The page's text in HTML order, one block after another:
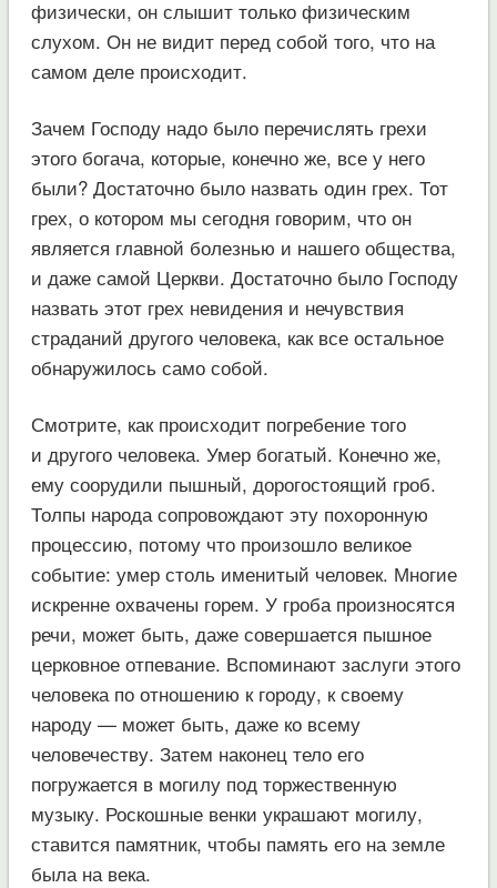
физически, он слышит только физическим
слухом. Он не видит перед собой того, что на
самом деле происходит.
Зачем Господу надо было перечислять грехи
этого богача, которые, конечно же, все у него
были? Достаточно было назвать один грех. Тот
грех, о котором мы сегодня говорим, что он
является главной болезнью и нашего общества,
и даже самой Церкви. Достаточно было Господу
назвать этот грех невидения и нечувствия
страданий другого человека, как все остальное
обнаружилось само собой.
Смотрите, как происходит погребение того
и другого человека. Умер богатый. Конечно же,
ему соорудили пышный, дорогостоящий гроб.
Толпы народа сопровождают эту похоронную
процессию, потому что произошло великое
событие: умер столь именитый человек. Многие
искренне охвачены горем. У гроба произносятся
речи, может быть, даже совершается пышное
церковное отпевание. Вспоминают заслуги этого
человека по отношению к городу, к своему
народу — может быть, даже ко всему
человечеству. Затем наконец тело его
погружается в могилу под торжественную
музыку. Роскошные венки украшают могилу,
ставится памятник, чтобы память его на земле
была на века.